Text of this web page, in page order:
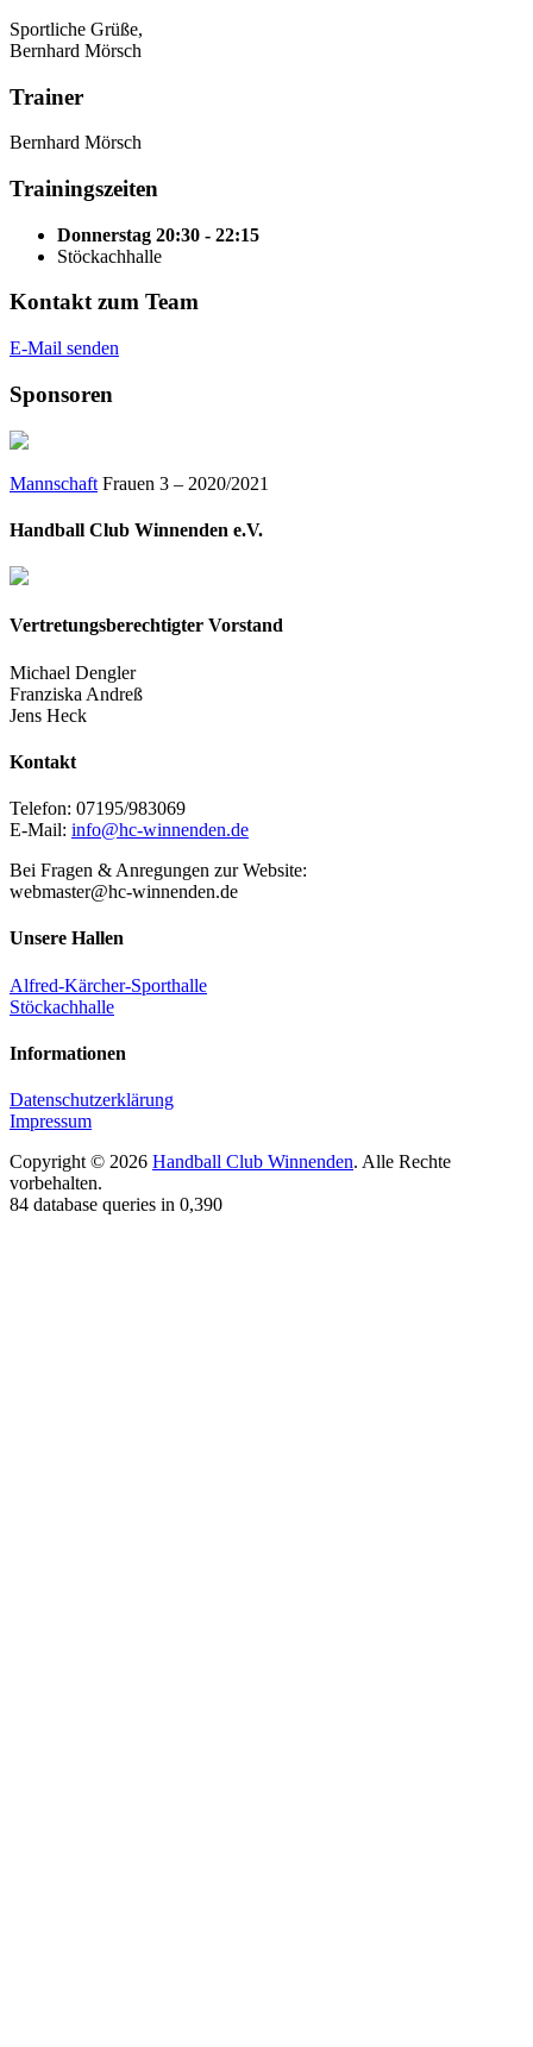
Sportliche Grüße,
Bernhard Mörsch
Trainer
Bernhard Mörsch
Trainingszeiten
Donnerstag 20:30 - 22:15
Stöckachhalle
Kontakt zum Team
E-Mail senden
Sponsoren
Mannschaft Frauen 3 – 2020/2021
Handball Club Winnenden e.V.
Vertretungsberechtigter Vorstand
Michael Dengler
Franziska Andreß
Jens Heck
Kontakt
Telefon: 07195/983069
E-Mail: info@hc-winnenden.de
Bei Fragen & Anregungen zur Website:
webmaster@hc-winnenden.de
Unsere Hallen
Alfred-Kärcher-Sporthalle
Stöckachhalle
Informationen
Datenschutzerklärung
Impressum
Copyright © 2026 Handball Club Winnenden. Alle Rechte
vorbehalten.
84 database queries in 0,390